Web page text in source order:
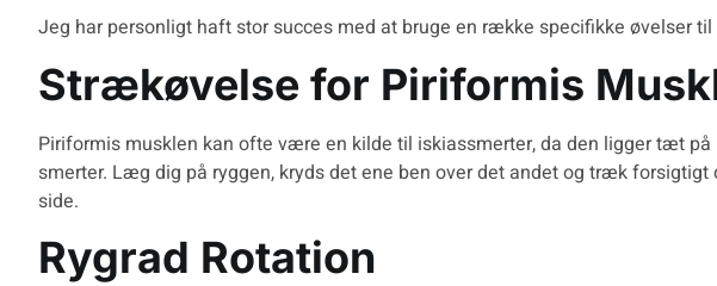
Jeg har personligt haft stor succes med at bruge en række specifikke øvelser
Strækøvelse for Piriformis
Piriformis musklen kan ofte være en kilde til iskiassmerter, da den ligger tæt
smerter. Læg dig på ryggen, kryds det ene ben over det andet og træk
side.
Rygrad Rotation